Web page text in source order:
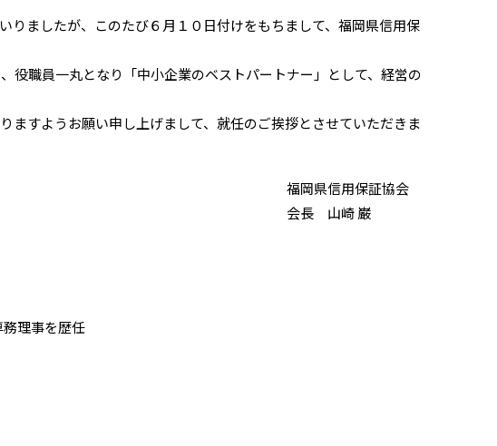
りましたが、このたび６月１０日付けをもちまして、福岡県信用保
役職員一丸となり「中小企業のベストパートナー」として、経営の
ますようお願い申し上げまして、就任のご挨拶とさせていただきま
福岡県信用保証協会
会長 山崎 巌
理事を歴任